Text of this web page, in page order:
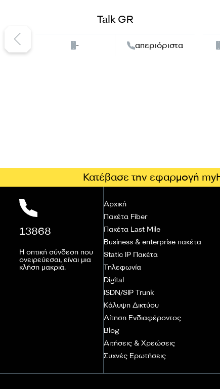
Talk GR
- απεριόριστα
Κατέβασε την εφαρμογή
13868
Η οπτική σύνδεση που
ονειρεύεσαι, είναι μια
κλήση μακριά.
Αρχική
Πακέτα Fiber
Πακέτα Last Mile
Business & enterprise πακέτα
Static IP Πακέτα
Τηλεφωνία
Digital
ISDN/SIP Trunk
Κάλυψη Δικτύου
Αίτηση Ενδιαφέροντος
Blog
Αιτήσεις & Χρεώσεις
Συχνές Ερωτήσεις